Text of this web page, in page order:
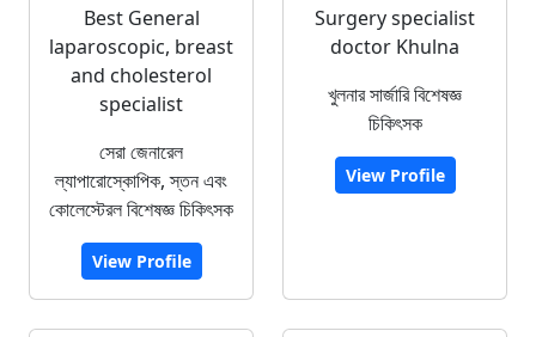
Best General
laparoscopic, breast
and cholesterol
specialist
সেরা জেনারেল
ল্যাপারোস্কোপিক, স্তন এবং
কোলেস্টেরল বিশেষজ্ঞ চিকিৎসক
View Profile
Surgery specialist
doctor Khulna
খুলনার সার্জারি বিশেষজ্ঞ
চিকিৎসক
View Profile